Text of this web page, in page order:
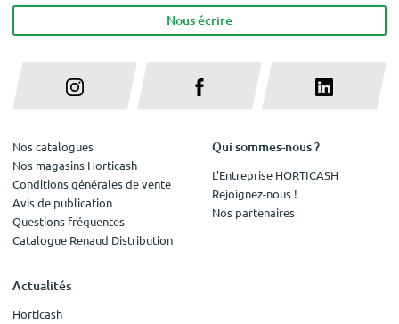
Nous écrire
Nos catalogues
Nos magasins Horticash
Conditions générales de vente
Avis de publication
Questions fréquentes
Catalogue Renaud Distribution
Qui sommes-nous ?
L'Entreprise HORTICASH
Rejoignez-nous !
Nos partenaires
Actualités
Horticash